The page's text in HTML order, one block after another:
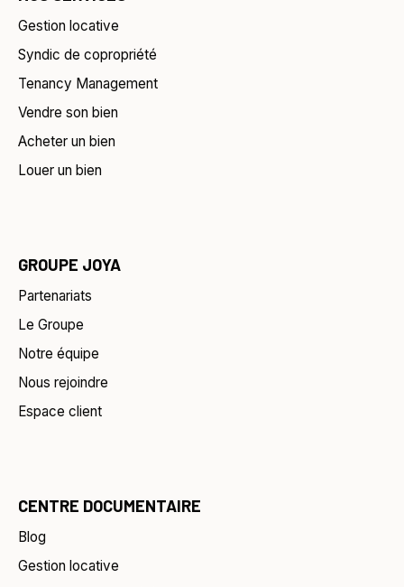
Gestion locative
Syndic de copropriété
Tenancy Management
Vendre son bien
Acheter un bien
Louer un bien
GROUPE JOYA
Partenariats
Le Groupe
Notre équipe
Nous rejoindre
Espace client
CENTRE DOCUMENTAIRE
Blog
Gestion locative